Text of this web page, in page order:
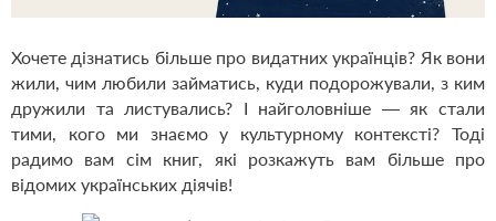
Хочете дізнатись більше про видатних українців? Як вони
жили, чим любили займатись, куди подорожували, з ким
дружили та листувались? І найголовніше — як стали
тими, кого ми знаємо у культурному контексті? Тоді
радимо вам сім книг, які розкажуть вам більше про
відомих українських діячів!